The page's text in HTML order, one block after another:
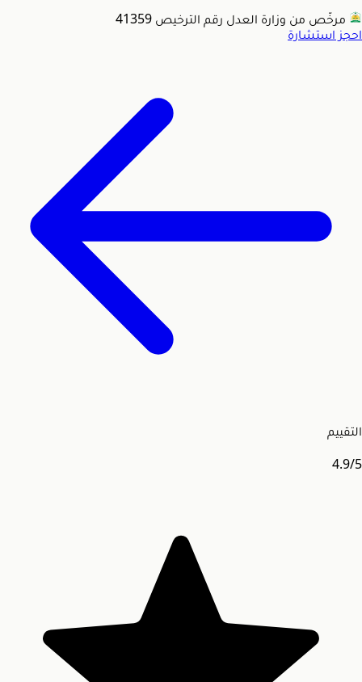
مرخّص من وزارة العدل رقم الترخيص 41359
احجز استشارة
التقييم
4.9/5